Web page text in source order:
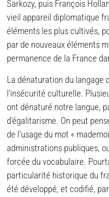
Sarkozy, puis François
vieil appareil diplomatique
éléments les plus cultivés,
par de nouveaux éléments
permanence de la France
La dénaturation du langage
l’insécurité culturelle.
ont dénaturé notre langue,
d’égalitarisme. On peut
de l’usage du mot «
administrations publiques,
forcée du vocabulaire.
particularité historique du
été développé, et codifié,